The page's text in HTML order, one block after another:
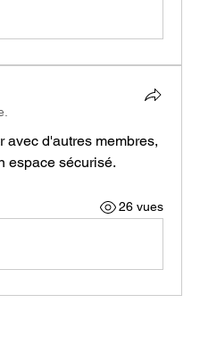
avec d'autres membres,
espace sécurisé.
26 vues